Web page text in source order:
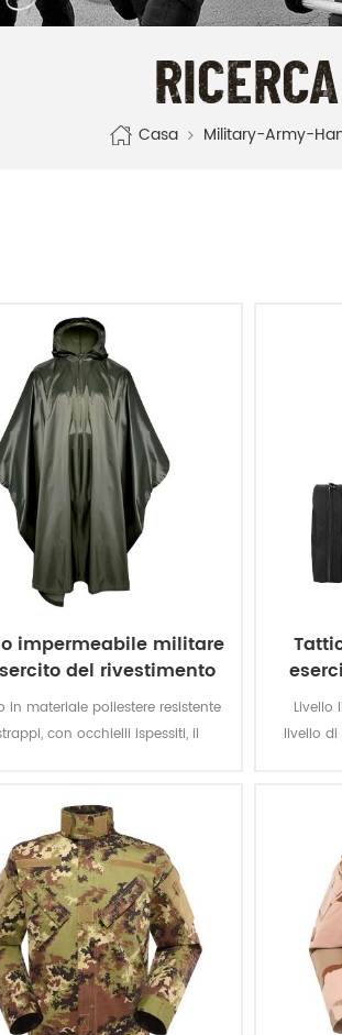
RICERCA
Casa Military-Army-
impermeabile militare
del rivestimento
impermeabile
in materiale poliestere resistente
con occhielli ispessiti, il
idrorepellenti ed
resistenti all'abrasione e
allo strappo.
Livello
livello